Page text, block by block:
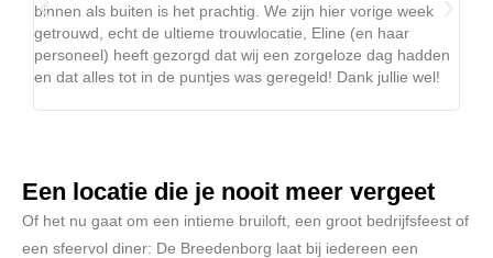
binnen als buiten is het prachtig. We zijn hier vorige week
getrouwd, echt de ultieme trouwlocatie, Eline (en haar
personeel) heeft gezorgd dat wij een zorgeloze dag hadden
en dat alles tot in de puntjes was geregeld! Dank jullie wel!
Een locatie die je nooit meer vergeet
Of het nu gaat om een intieme bruiloft, een groot bedrijfsfeest of
een sfeervol diner: De Breedenborg laat bij iedereen een